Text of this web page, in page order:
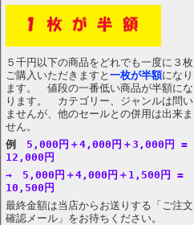
５千円以下の商品をどれでも一度に３枚
ご購入いただきますと 一枚が半額になり
ます。 値段の一番低い商品が半額にな
ります。 カテゴリー、ジャンルは問い
ませんが、他のセールとの併用は出来ま
せん。
例
5,000円＋4,000円＋3,000円 =
12,000円
→ 5,000円＋4,000円＋1,500円 =
10,500円
最終金額は当店からお送りする「ご注文
確認メール」をお待ちください。